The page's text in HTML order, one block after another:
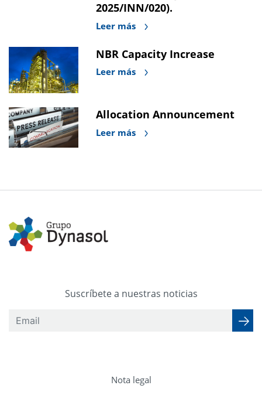
2025/INN/020).
Leer más
NBR Capacity Increase
Leer más
Allocation Announcement
Leer más
Suscríbete a nuestras noticias
Nota legal